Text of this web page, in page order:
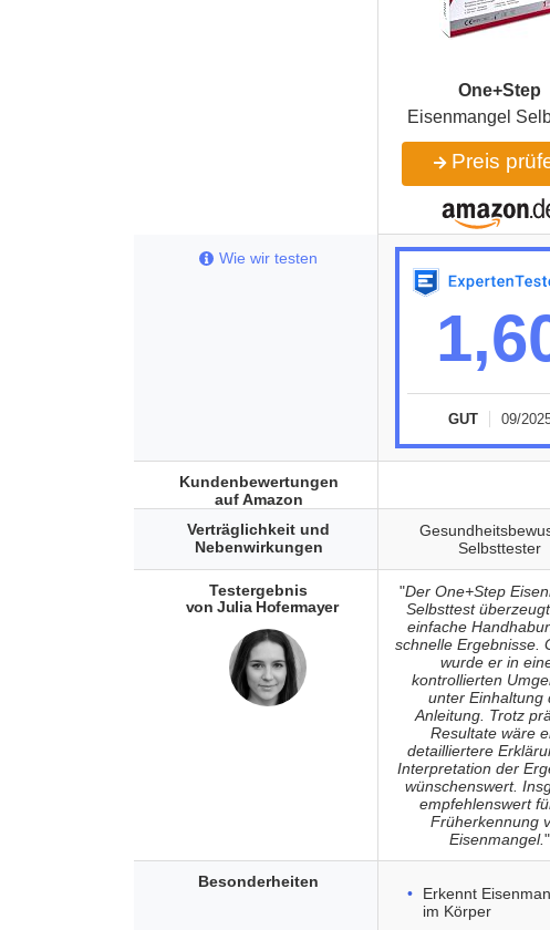
One+Step
Eisenmangel
Preis
GUT 09/
Selbsttester
"Der One+Step
Selbsttest
einfache
schnelle Ergebnisse.
wurde er in
kontrollierten
unter Einhaltung
Anleitung. Trotz
Resultate wäre
detailliertere
Interpretation der
wünschenswert.
empfehlenswert
Früherkennung
Eisenmangel."
Erkennt
im Körper
Wie wir testen
Kundenbewertungen
auf Amazon
Verträglichkeit und
Nebenwirkungen
Testergebnis
von Julia Hofermayer
Besonderheiten